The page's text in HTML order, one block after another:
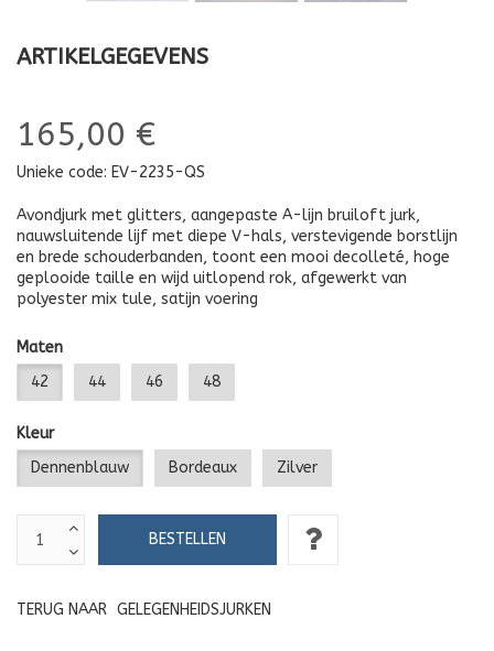
ARTIKELGEGEVENS
165,00 €
Unieke code: EV-2235-QS
Avondjurk met glitters, aangepaste A-lijn bruiloft jurk,
nauwsluitende lijf met diepe V-hals, verstevigende borstlijn
en brede schouderbanden, toont een mooi decolleté, hoge
geplooide taille en wijd uitlopend rok, afgewerkt van
polyester mix tule, satijn voering
Maten
42
44 46 48
Kleur
Dennenblauw
Bordeaux Zilver
TERUG NAAR GELEGENHEIDSJURKEN